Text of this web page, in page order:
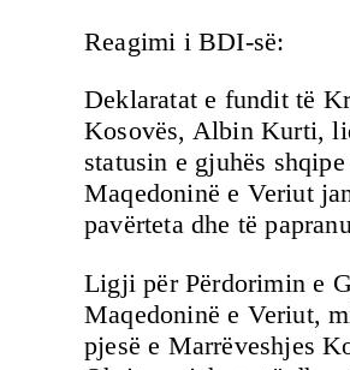
Reagimi i BDI-së:
Deklaratat e fundit të
Kosovës, Albin Kurti,
statusin e gjuhës shqipe
Maqedoninë e Veriut
pavërteta dhe të
Ligji për Përdorimin e
Maqedoninë e Veriut,
pjesë e Marrëveshjes